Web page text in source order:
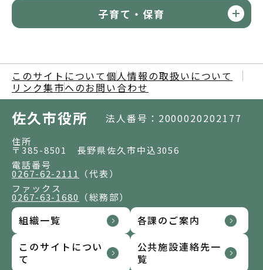
子育て・保育
このサイトについて 個人情報の取扱いについて
リンク集市へのお問い合わせ
佐久市役所 法人番号：2000020202177
住所
〒385-8501 長野県佐久市中込3056
電話番号
0267-62-2111
（代表）
ファックス
0267-63-1680 （総務部）
組織一覧
各課のご案内
このサイトについ
て
公共施設連絡先一
覧